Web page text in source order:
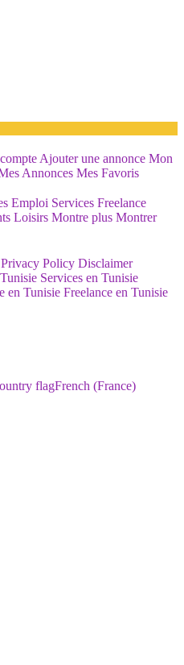
Ajouter une annonce Mon
Annonces Mes Favoris
Emploi Services Freelance
Loisirs Montre plus Montrer
Privacy Policy Disclaimer
Services en Tunisie
en Tunisie Freelance en Tunisie
French (France)‎